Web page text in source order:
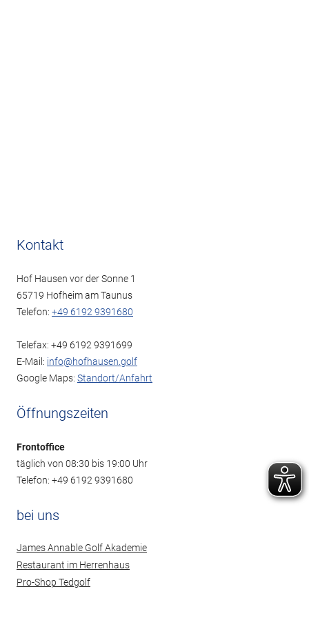
Kontakt
Hof Hausen vor der Sonne 1
65719 Hofheim am Taunus
Telefon: +49 6192 9391680
Telefax: +49 6192 9391699
E-Mail: info@hofhausen.golf
Google Maps: Standort/Anfahrt
Öffnungszeiten
Frontoffice
täglich von 08:30 bis 19:00 Uhr
Telefon: +49 6192 9391680
bei uns
James Annable Golf Akademie
Restaurant im Herrenhaus
Pro-Shop Tedgolf